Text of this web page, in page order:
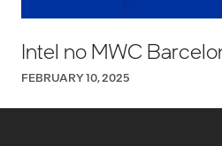
Intel no MWC
FEBRUARY 10, 2025